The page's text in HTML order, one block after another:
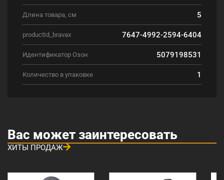
Длина товара, см 5
productId_bravax 7647-4992-2594-6404
Идентификатор Озон 5079198531
Количество в упаковке 1
Вас может заинтересовать
ХИТЫ ПРОДАЖ